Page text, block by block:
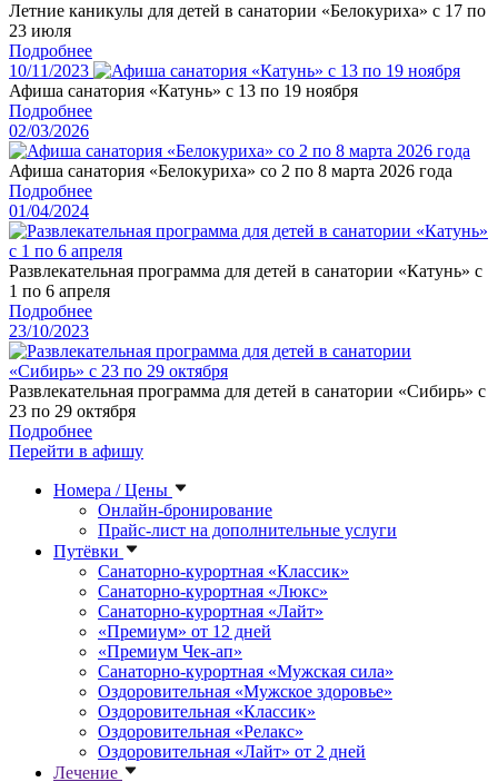
Летние каникулы для детей в санатории «Белокуриха» с 17 по
23 июля
Подробнее
10/11/2023
Афиша санатория «Катунь» с 13 по 19 ноября
Подробнее
02/03/2026
Афиша санатория «Белокуриха» со 2 по 8 марта 2026 года
Подробнее
01/04/2024
Развлекательная программа для детей в санатории «Катунь» с
1 по 6 апреля
Подробнее
23/10/2023
Развлекательная программа для детей в санатории «Сибирь» с
23 по 29 октября
Подробнее
Перейти в афишу
Номера / Цены
Онлайн-бронирование
Прайс-лист на дополнительные услуги
Путёвки
Санаторно-курортная «Классик»
Санаторно-курортная «Люкс»
Санаторно-курортная «Лайт»
«Премиум» от 12 дней
«Премиум Чек-ап»
Санаторно-курортная «Мужская сила»
Оздоровительная «Мужское здоровье»
Оздоровительная «Классик»
Оздоровительная «Релакс»
Оздоровительная «Лайт» от 2 дней
Лечение